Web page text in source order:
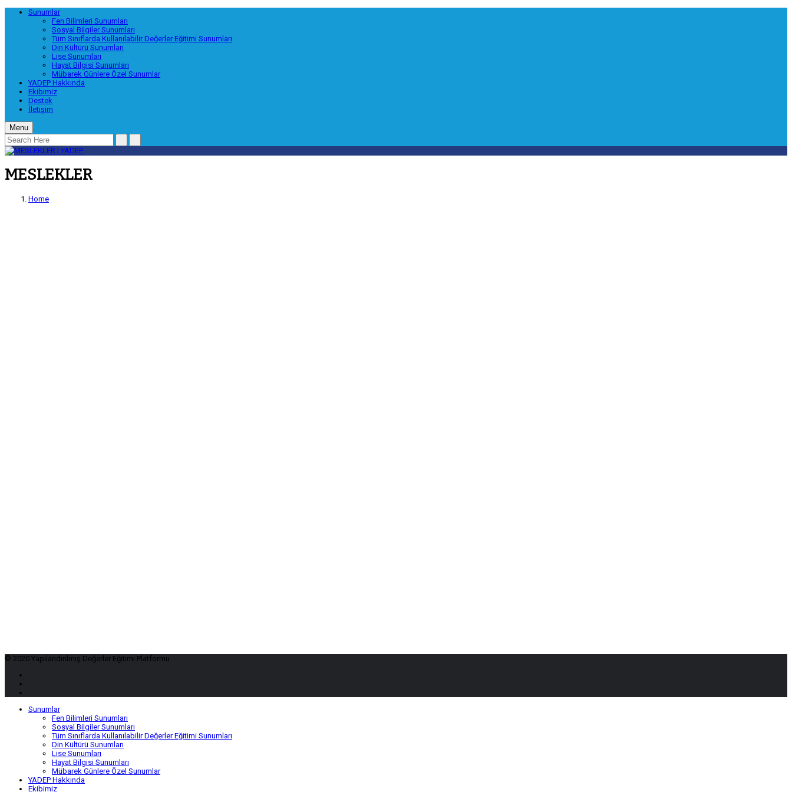
Sunumlar
Fen Bilimleri Sunumları
Sosyal Bilgiler Sunumları
Tüm Sınıflarda Kullanılabilir Değerler Eğitimi Sunumları
Din Kültürü Sunumları
Lise Sunumları
Hayat Bilgisi Sunumları
Mübarek Günlere Özel Sunumlar
YADEP Hakkında
Ekibimiz
Destek
İletişim
Menu
MESLEKLER
Home
© 2020 Yapılandırılmış Değerler Eğitimi Platformu
Sunumlar
Fen Bilimleri Sunumları
Sosyal Bilgiler Sunumları
Tüm Sınıflarda Kullanılabilir Değerler Eğitimi Sunumları
Din Kültürü Sunumları
Lise Sunumları
Hayat Bilgisi Sunumları
Mübarek Günlere Özel Sunumlar
YADEP Hakkında
Ekibimiz